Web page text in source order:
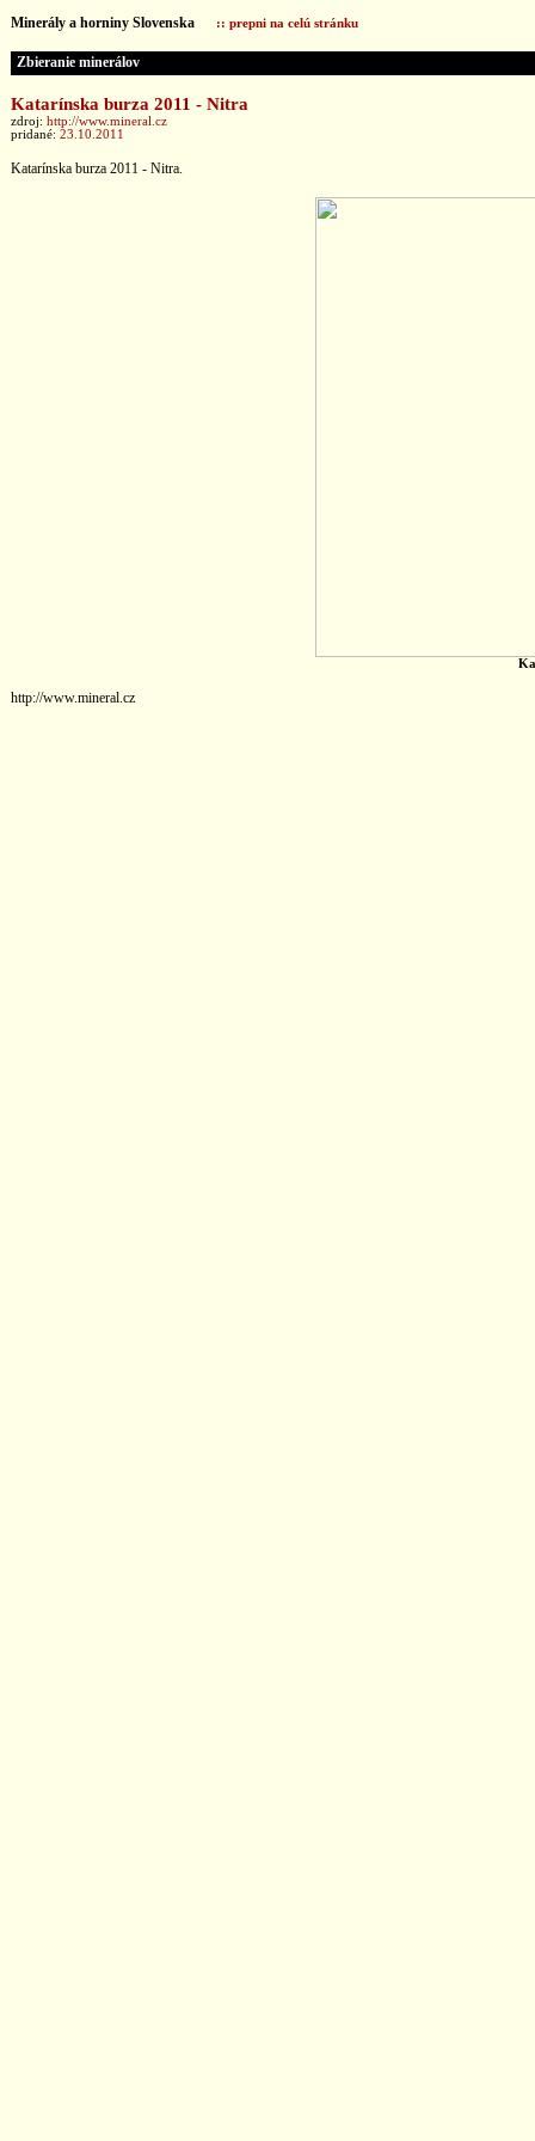
Minerály a horniny Slovenska :: prepni na celú stránku
Zbieranie minerálov
Katarínska burza 2011 - Nitra
zdroj: http://www.mineral.cz
pridané: 23.10.2011
Katarínska burza 2011 - Nitra.
http://www.mineral.cz